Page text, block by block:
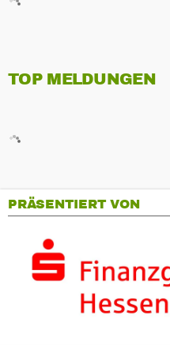
TOP MELDUNGEN
PRÄSENTIERT VON